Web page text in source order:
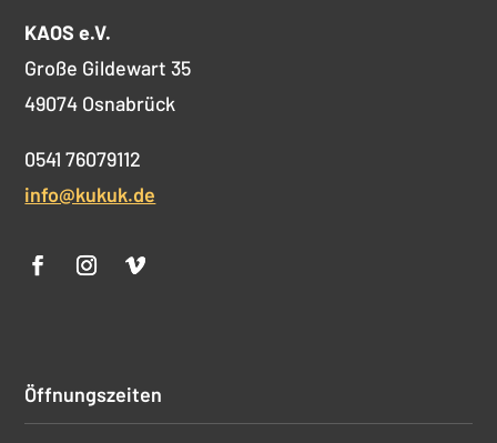
KAOS e.V.
Große Gildewart 35
49074 Osnabrück
0541 76079112
info@kukuk.de
Öffnungszeiten